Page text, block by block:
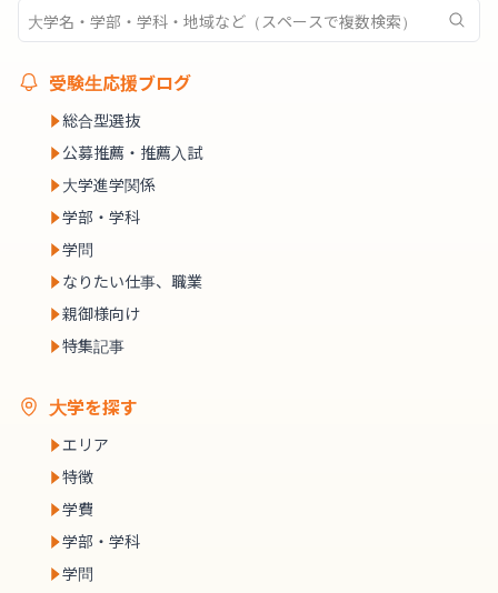
受験生応援ブログ
総合型選抜
公募推薦・推薦入試
大学進学関係
学部・学科
学問
なりたい仕事、職業
親御様向け
特集記事
大学を探す
エリア
特徴
学費
学部・学科
学問